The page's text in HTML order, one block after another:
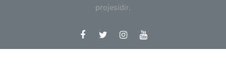
projesidir.